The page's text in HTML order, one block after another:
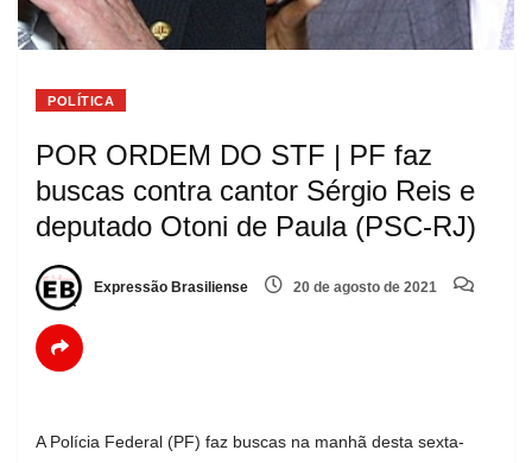
POLÍTICA
POR ORDEM DO STF | PF faz
buscas contra cantor Sérgio Reis e
deputado Otoni de Paula (PSC-RJ)
Expressão Brasiliense 20 de agosto de 2021
A Polícia Federal (PF) faz buscas na manhã desta sexta-